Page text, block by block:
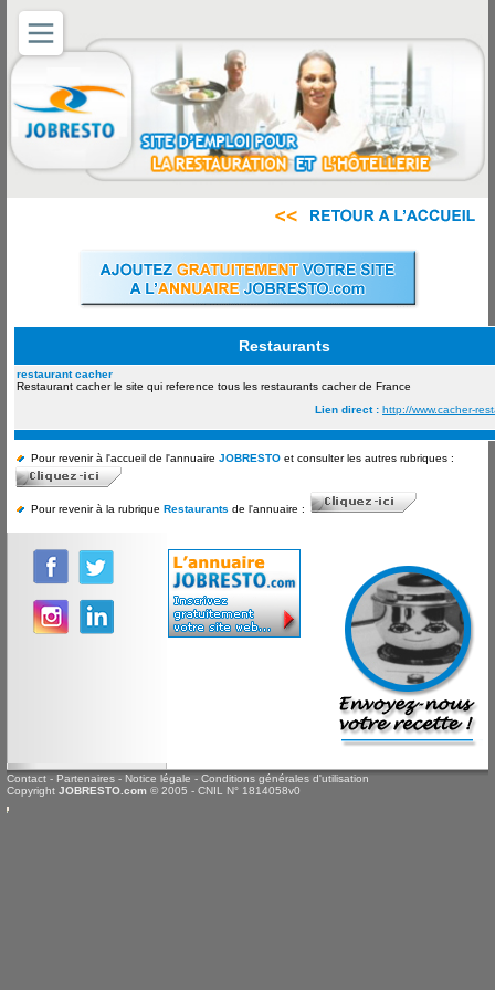
Restaurants
restaurant cacher
Restaurant cacher le site qui reference tous les restaurants cacher de France
Lien direct : http://www.cacher-
Pour revenir à l'accueil de l'annuaire JOBRESTO et consulter les autres rubriques :
Pour revenir à la rubrique Restaurants de l'annuaire :
Contact - Partenaires - Notice légale - Conditions générales d'utilisation
Copyright JOBRESTO.com © 2005 - CNIL N° 1814058v0